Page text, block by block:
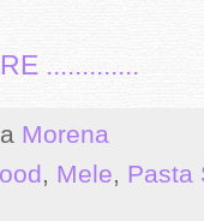
.............
Morena
, Mele, Pasta